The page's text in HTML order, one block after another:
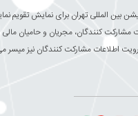
بین المللی تهران برای نمایش تقویم
کنندگان، مجریان و حامیان
اطلاعات مشارکت کنندگان نیز میسر